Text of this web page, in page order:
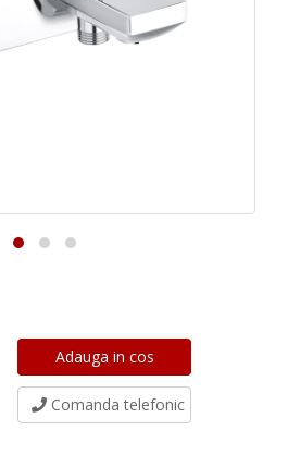
Comanda telefonic